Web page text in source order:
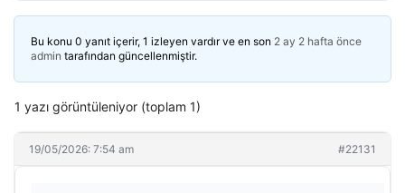
Bu konu 0 yanıt içerir, 1 izleyen vardır ve en son 2 ay 2 hafta önce
admin tarafından güncellenmiştir.
1 yazı görüntüleniyor (toplam 1)
19/05/2026: 7:54 am #22131